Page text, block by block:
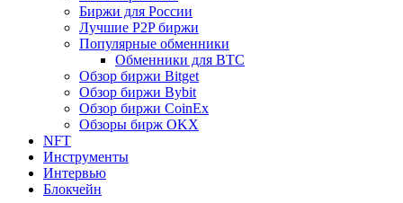
Биржи для России
Лучшие P2P биржи
Популярные обменники
Обменники для BTC
Обзор биржи Bitget
Обзор биржи Bybit
Обзор биржи CoinEx
Обзоры бирж OKX
NFT
Инструменты
Интервью
Блокчейн